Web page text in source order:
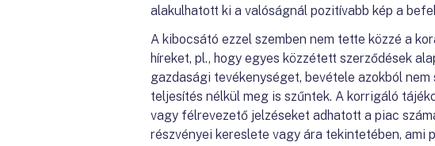
alakulhatott ki a valóságnál pozitívabb kép a
A kibocsátó ezzel szemben nem tette közzé a
híreket, pl., hogy egyes közzétett szerződések
gazdasági tevékenységet, bevétele azokból
teljesítés nélkül meg is szűntek. A korrigáló
vagy félrevezető jelzéseket adhatott a piac
részvényei kereslete vagy ára tekintetében, ami